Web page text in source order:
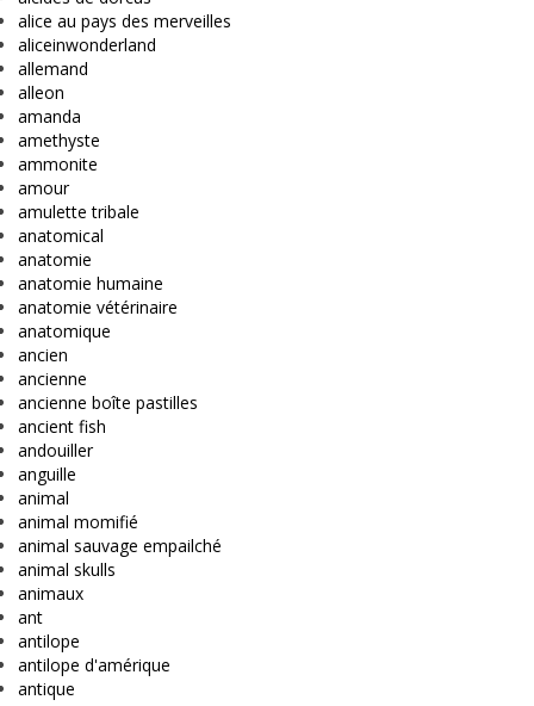
alice au pays des merveilles
aliceinwonderland
allemand
alleon
amanda
amethyste
ammonite
amour
amulette tribale
anatomical
anatomie
anatomie humaine
anatomie vétérinaire
anatomique
ancien
ancienne
ancienne boîte pastilles
ancient fish
andouiller
anguille
animal
animal momifié
animal sauvage empailché
animal skulls
animaux
ant
antilope
antilope d'amérique
antique